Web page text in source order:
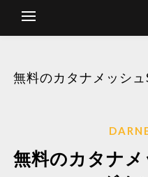
無料のカタナメッシ
無料のカタナ